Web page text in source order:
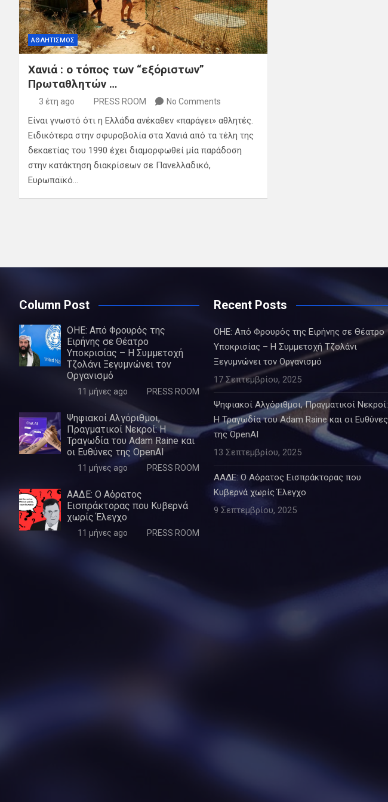
ΑΘΛΗΤΙΣΜΟΣ
Χανιά : ο τόπος των “εξόριστων”
Πρωταθλητών …
3 έτη ago PRESS ROOM No Comments
Είναι γνωστό ότι η Ελλάδα ανέκαθεν «παράγει» αθλητές.
Ειδικότερα στην σφυροβολία στα Χανιά από τα τέλη της
δεκαετίας του 1990 έχει διαμορφωθεί μία παράδοση
στην κατάκτηση διακρίσεων σε Πανελλαδικό,
Ευρωπαϊκό…
Column Post
ΟΗΕ: Από Φρουρός της
Ειρήνης σε Θέατρο
Υποκρισίας – Η Συμμετοχή
Τζολάνι Ξεγυμνώνει τον
Οργανισμό
11 μήνες ago PRESS ROOM
Ψηφιακοί Αλγόριθμοι,
Πραγματικοί Νεκροί: Η
Τραγωδία του Adam Raine και
οι Ευθύνες της OpenAI
11 μήνες ago PRESS ROOM
ΑΑΔΕ: Ο Αόρατος
Εισπράκτορας που Κυβερνά
χωρίς Έλεγχο
11 μήνες ago PRESS ROOM
Recent Posts
ΟΗΕ: Από Φρουρός της Ειρήνης σε Θέατρο
Υποκρισίας – Η Συμμετοχή Τζολάνι
Ξεγυμνώνει τον Οργανισμό
17 Σεπτεμβρίου, 2025
Ψηφιακοί Αλγόριθμοι, Πραγματικοί Νεκροί:
Η Τραγωδία του Adam Raine και οι Ευθύνες
της OpenAI
13 Σεπτεμβρίου, 2025
ΑΑΔΕ: Ο Αόρατος Εισπράκτορας που
Κυβερνά χωρίς Έλεγχο
9 Σεπτεμβρίου, 2025